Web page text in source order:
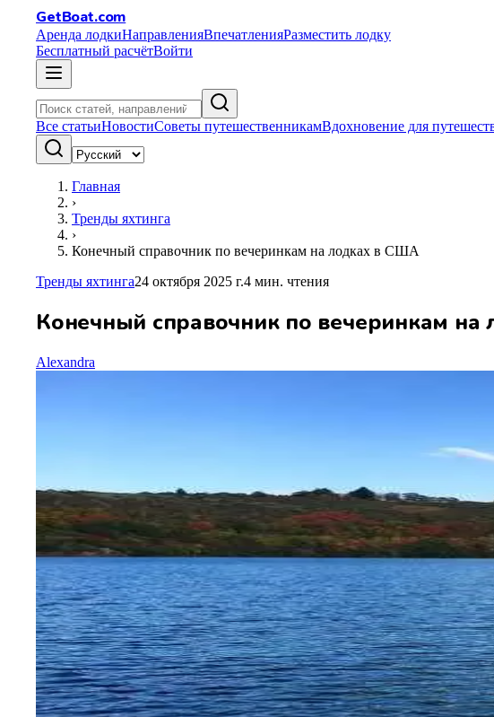
GetBoat.com
Аренда лодкиНаправленияВпечатленияРазместить лодку
Бесплатный расчётВойти
Все статьиНовостиСоветы путешественникамВдохновение для
Главная
›
Тренды яхтинга
›
Конечный справочник по вечеринкам на лодках в США
Тренды яхтинга24 октября 2025 г.4 мин. чтения
Конечный справочник по вечеринкам
Alexandra